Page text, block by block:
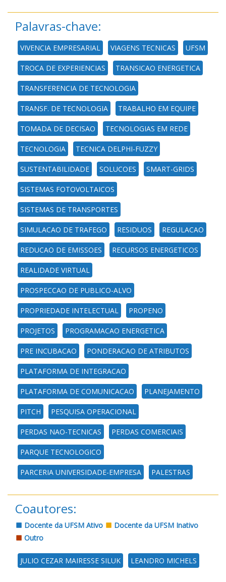
Palavras-chave:
VIVENCIA EMPRESARIAL VIAGENS TECNICAS UFSM
TROCA DE EXPERIENCIAS TRANSICAO ENERGETICA
TRANSFERENCIA DE TECNOLOGIA
TRANSF. DE TECNOLOGIA TRABALHO EM EQUIPE
TOMADA DE DECISAO TECNOLOGIAS EM REDE
TECNOLOGIA TECNICA DELPHI-FUZZY
SUSTENTABILIDADE SOLUCOES SMART-GRIDS
SISTEMAS FOTOVOLTAICOS
SISTEMAS DE TRANSPORTES
SIMULACAO DE TRAFEGO RESIDUOS REGULACAO
REDUCAO DE EMISSOES RECURSOS ENERGETICOS
REALIDADE VIRTUAL
PROSPECCAO DE PUBLICO-ALVO
PROPRIEDADE INTELECTUAL PROPENO
PROJETOS PROGRAMACAO ENERGETICA
PRE INCUBACAO PONDERACAO DE ATRIBUTOS
PLATAFORMA DE INTEGRACAO
PLATAFORMA DE COMUNICACAO PLANEJAMENTO
PITCH PESQUISA OPERACIONAL
PERDAS NAO-TECNICAS PERDAS COMERCIAIS
PARQUE TECNOLOGICO
PARCERIA UNIVERSIDADE-EMPRESA PALESTRAS
Coautores:
Docente da UFSM Ativo
Docente da UFSM Inativo
Outro
JULIO CEZAR MAIRESSE SILUK LEANDRO MICHELS